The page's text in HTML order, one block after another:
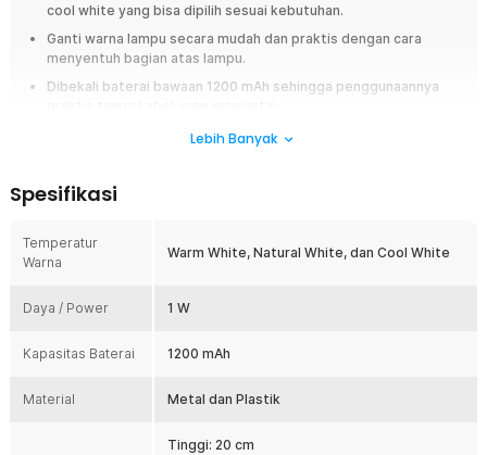
cool white yang bisa dipilih sesuai kebutuhan.
Ganti warna lampu secara mudah dan praktis dengan cara
menyentuh bagian atas lampu.
Dibekali baterai bawaan 1200 mAh sehingga penggunaannya
Desainnya elegan dan minimalis, cocok untuk meja kamar tidur,
Overview
hias dari TaffLED. Kombinasi desain minimalis dan 3 pilihan warna lampu
membuat lampu ini cocok digunakan di berbagai ruangan. Semakin
memudahkan Anda menyalakan dan mematikan lampu hanya dengan 1
pada setiap momen Anda.
Menawarkan model minimalis dan elegan, lampu meja hias ini
Lebih Banyak
Spesifikasi
Temperatur
Warna
Warm White, Natural White, dan Cool White
Daya / Power 1 W
Kapasitas Baterai 1200 mAh
Material Metal dan Plastik
Tinggi: 20 cm